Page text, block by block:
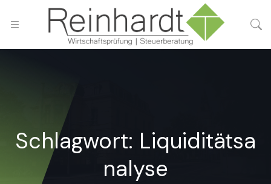
Schlagwort: Liquiditätsa
nalyse